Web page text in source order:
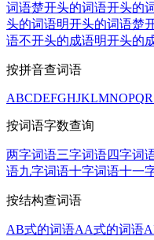
词语楚开头的词语开头的
头的词语明开头的词语楚
语不开头的成语明开头的
按拼音查词语
ABCDEFGHJKLMNOPQR
按词语字数查询
两字词语三字词语四字词
语九字词语十字词语十一
按结构查词语
AB式的词语AA式的词语